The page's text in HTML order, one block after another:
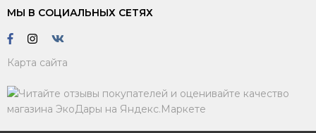
МЫ В СОЦИАЛЬНЫХ СЕТЯХ
Карта сайта